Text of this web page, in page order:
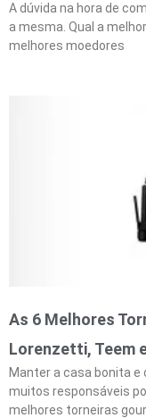
A dúvida na hora de
a mesma. Qual a
melhores moedores
As 6 Melhores
Lorenzetti, Teem
Manter a casa bonita
muitos responsáveis
melhores torneiras